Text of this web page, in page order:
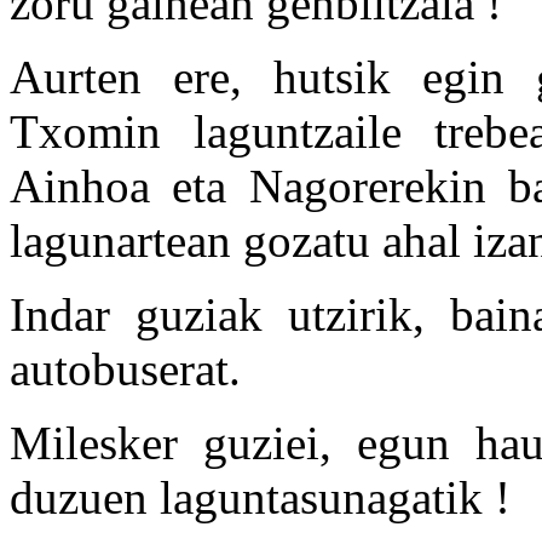
Aurten ere, hutsik egin
Txomin laguntzaile
Ainhoa eta Nagorerekin
lagunartean gozatu ahal
Indar guziak utzirik,
autobuserat.
Milesker guziei, egun
duzuen laguntasunagatik !